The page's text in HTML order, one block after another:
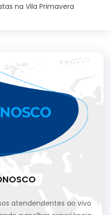
na Vila Primavera
atendendentes ao vivo